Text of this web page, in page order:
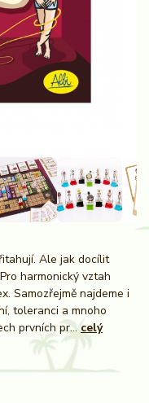
Ale jak docílit
harmonický vztah
Samozřejmě najdeme i
toleranci a mnoho
prvních pr...celý